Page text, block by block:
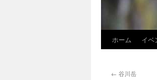
ホーム イベ
← 谷川岳